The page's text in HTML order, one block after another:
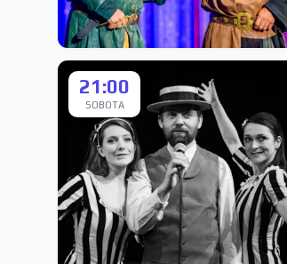
21:00
SOBOTA